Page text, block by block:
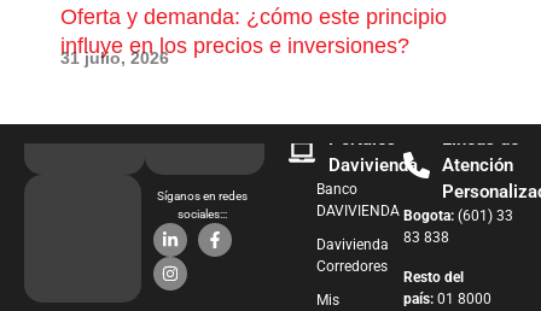
Oferta y demanda: ¿cómo este principio
influye en los precios e inversiones?
31 julio, 2026
Síganos en redes
sociales:::
Portales
Davivienda
Banco
DAVIVIENDA
Davivienda
Corredores
Mis
Líneas de
Atención
Bogota: (601) 33
83 838
Resto del
país: 01 8000